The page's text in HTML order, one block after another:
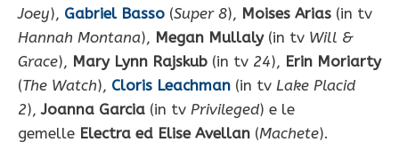
Joey), Gabriel Basso (Super 8), Moises Arias (in tv
Hannah Montana), Megan Mullaly(in tv Will &
Grace), Mary Lynn Rajskub (in tv 24), Erin Moriarty
(The Watch), Cloris Leachman (in tv Lake Placid
2),Joanna Garcia (in tv Privileged) e le
gemelle Electra ed Elise Avellan (Machete).